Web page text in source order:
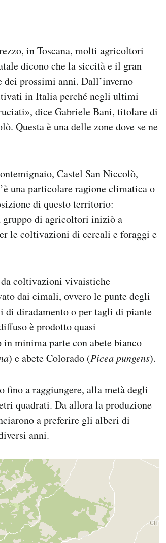
in Toscana, molti agricoltori
dicono che la siccità e il gran
dei prossimi anni. Dall’inverno
in Italia perché negli ultimi
dice Gabriele Bani, titolare di
Questa è una delle zone dove se ne
Castel San Niccolò,
una particolare ragione climatica o
di questo territorio:
gruppo di agricoltori iniziò a
le coltivazioni di cereali e foraggi e
coltivazioni vivaistiche
dai cimali, ovvero le punte degli
di diradamento o per tagli di piante
è prodotto quasi
in minima parte con abete bianco
) e abete Colorado (Picea pungens).
a raggiungere, alla metà degli
quadrati. Da allora la produzione
a preferire gli alberi di
anni.